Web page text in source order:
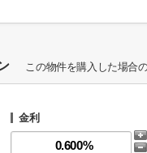
この物件を購入した場合
金利